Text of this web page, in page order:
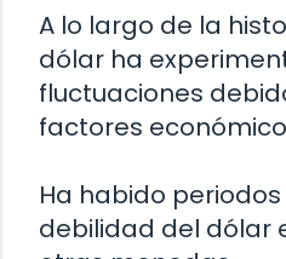
A lo largo de la
dólar ha
fluctuaciones
factores
Ha habido
debilidad del dólar